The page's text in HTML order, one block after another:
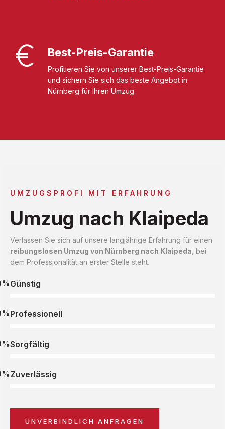
Best-Preis-Garantie
Profitieren Sie von unserer Best-Preis-Garantie
und sichern Sie sich das beste Angebot in
Nürnberg für Ihren Umzug.
UMZUGSPROFI MIT ERFAHRUNG
Umzug nach Klaipeda
Verlassen Sie sich auf unsere langjährige Erfahrung für einen
reibungslosen Umzug von Nürnberg nach Klaipeda , bei
dem Professionalität an erster Stelle steht.
Günstig
Professionell
Sorgfältig
Zuverlässig
UNVERBINDLICH ANFRAGEN